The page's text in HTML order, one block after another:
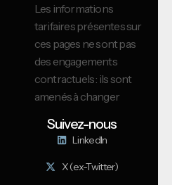
Les informations
tarifaires présentes sur
ces pages ne sont pas
des engagements
contractuels : ils sont
amenés à changer
Suivez-nous
LinkedIn
X (ex-Twitter)